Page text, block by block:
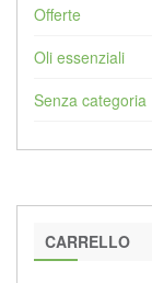
Offerte
Oli essenziali
Senza categoria
CARRELLO